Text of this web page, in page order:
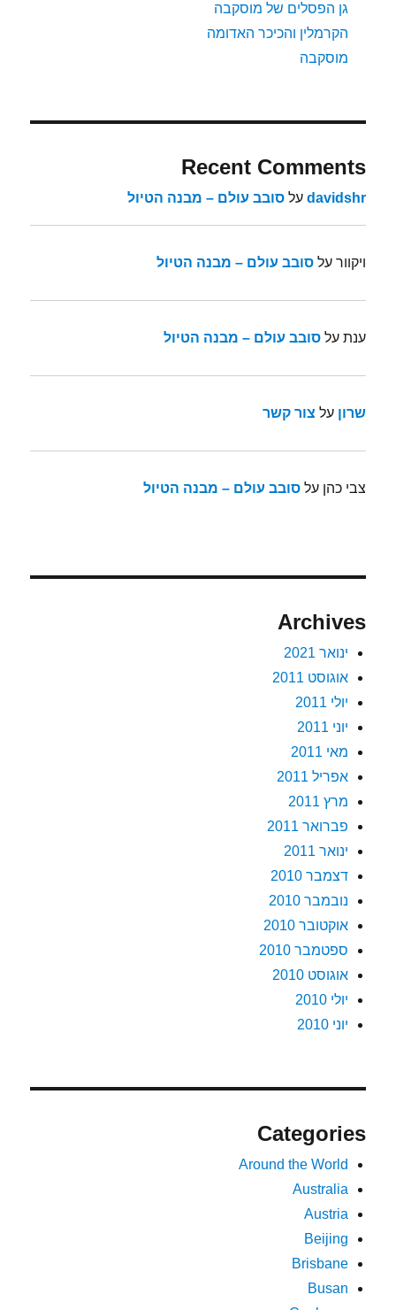
גן הפסלים של מוסקבה
הקרמלין והכיכר האדומה
מוסקבה
Recent Comments
davidshr עלסובב עולם – מבנה הטיול
ויקוור עלסובב עולם – מבנה הטיול
ענת עלסובב עולם – מבנה הטיול
שרון על צור קשר
צבי כהן עלסובב עולם – מבנה הטיול
Archives
ינואר 2021
אוגוסט 2011
יולי 2011
יוני 2011
מאי 2011
אפריל 2011
מרץ 2011
פברואר 2011
ינואר 2011
דצמבר 2010
נובמבר 2010
אוקטובר 2010
ספטמבר 2010
אוגוסט 2010
יולי 2010
יוני 2010
Categories
Around the World
Australia
Austria
Beijing
Brisbane
Busan